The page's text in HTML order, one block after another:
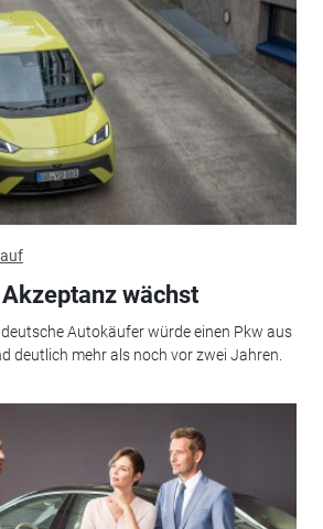
wächst
Autokäufer würde einen Pkw aus
deutlich mehr als noch vor zwei Jahren.